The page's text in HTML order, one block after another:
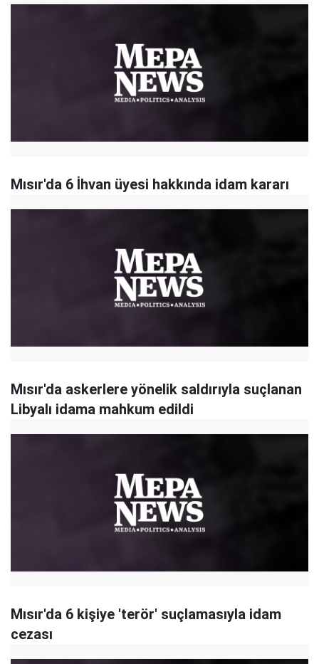
Mısır'da 6 İhvan üyesi hakkında idam kararı
Mısır'da askerlere yönelik saldırıyla suçlanan
Libyalı idama mahkum edildi
Mısır'da 6 kişiye 'terör' suçlamasıyla idam
cezası